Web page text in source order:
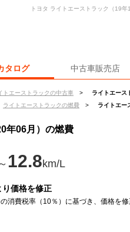
タログ 中古車販売店
トエーストラックの中古車 >
ライトエース
ライトエーストラックの燃費 > ライトエー
トヨタ ライトエーストラック（19
年06月）の燃費
12.8km/L
価格を修正
消費税率（10％）に基づき、価格を修